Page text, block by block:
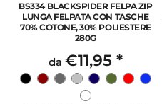
BS334 BLACKSPIDER FELPA ZIP
LUNGA FELPATA CON TASCHE
70% COTONE, 30% POLIESTERE
280G
da €11,95 *